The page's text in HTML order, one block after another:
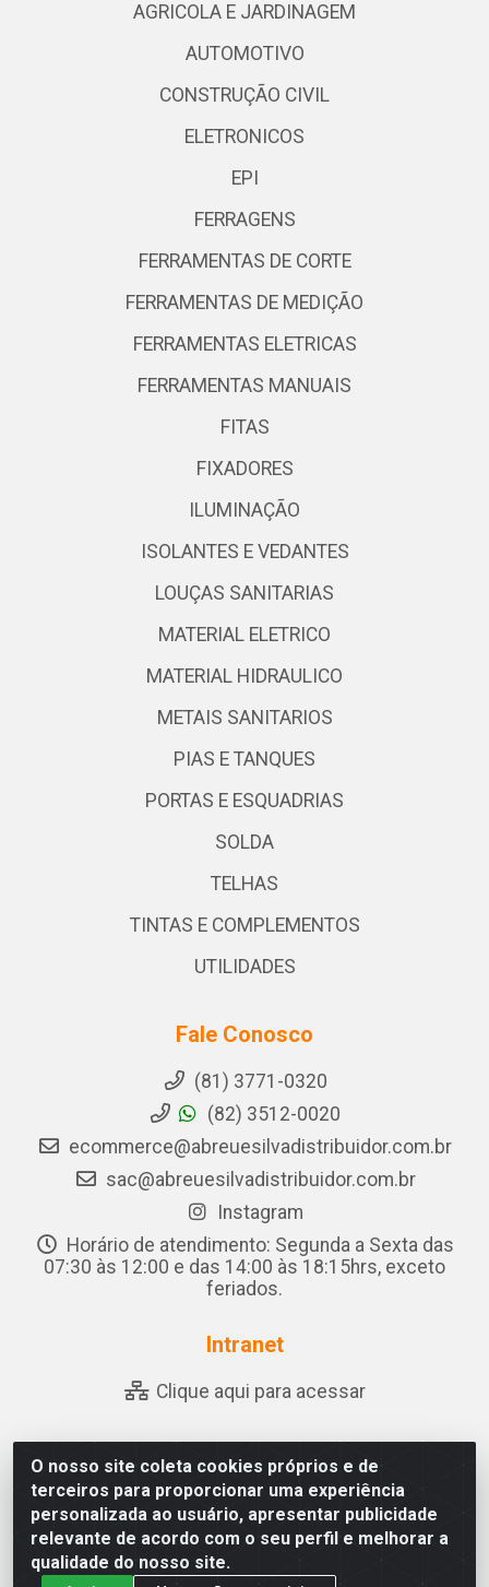
O nosso site coleta cookies próprios e de
terceiros para proporcionar uma experiência
personalizada ao usuário, apresentar publicidade
relevante de acordo com o seu perfil e melhorar a
qualidade do nosso site.
AGRICOLA E JARDINAGEM
AUTOMOTIVO
CONSTRUÇÃO CIVIL
ELETRONICOS
EPI
FERRAGENS
FERRAMENTAS DE CORTE
FERRAMENTAS DE MEDIÇÃO
FERRAMENTAS ELETRICAS
FERRAMENTAS MANUAIS
FITAS
FIXADORES
ILUMINAÇÃO
ISOLANTES E VEDANTES
LOUÇAS SANITARIAS
MATERIAL ELETRICO
MATERIAL HIDRAULICO
METAIS SANITARIOS
PIAS E TANQUES
PORTAS E ESQUADRIAS
SOLDA
TELHAS
TINTAS E COMPLEMENTOS
UTILIDADES
Fale Conosco
(81) 3771-0320
(82) 3512-0020
ecommerce@abreuesilvadistribuidor.com.br
sac@abreuesilvadistribuidor.com.br
Instagram
Horário de atendimento: Segunda a Sexta das
07:30 às 12:00 e das 14:00 às 18:15hrs, exceto
feriados.
Intranet
Clique aqui para acessar
Abreu & Silva - Rua Padre Jose de Souza Leite, 265 - Ariado,
Olho D'Água das Flores/AL - CEP 57.442-000 - CNPJ
04.790.656/0001-06